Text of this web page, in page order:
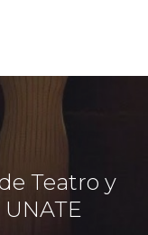
Teatro y